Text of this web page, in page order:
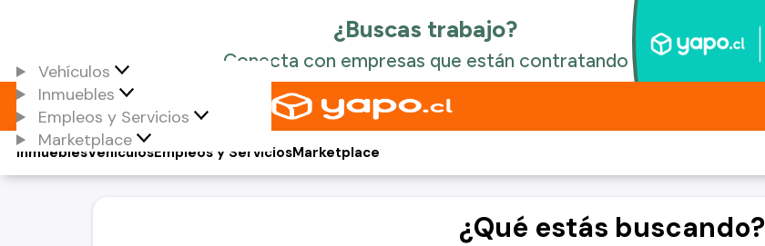
Vehículos
Inmuebles
Empleos y Servicios
Marketplace
Vehículos
Inmuebles Empleos y ServiciosMarketplace
¿Qué estás buscando?